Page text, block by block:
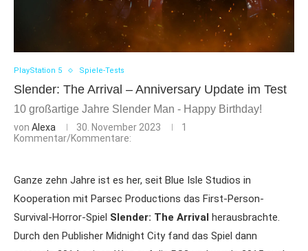
PlayStation 5 Spiele-Tests
Slender: The Arrival – Anniversary Update im Test
10 großartige Jahre Slender Man - Happy Birthday!
von Alexa 30. November 2023
1
Kommentar/Kommentare:
Ganze zehn Jahre ist es her, seit Blue Isle Studios in
Kooperation mit Parsec Productions das First-Person-
Survival-Horror-Spiel Slender: The Arrival herausbrachte.
Durch den Publisher Midnight City fand das Spiel dann